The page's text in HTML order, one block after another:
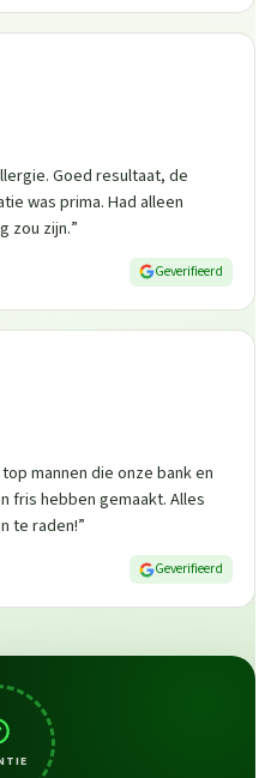
Goed resultaat, de
was prima. Had alleen
zou zijn.”
Geverifieerd
mannen die onze bank en
fris hebben gemaakt. Alles
te raden!”
Geverifieerd